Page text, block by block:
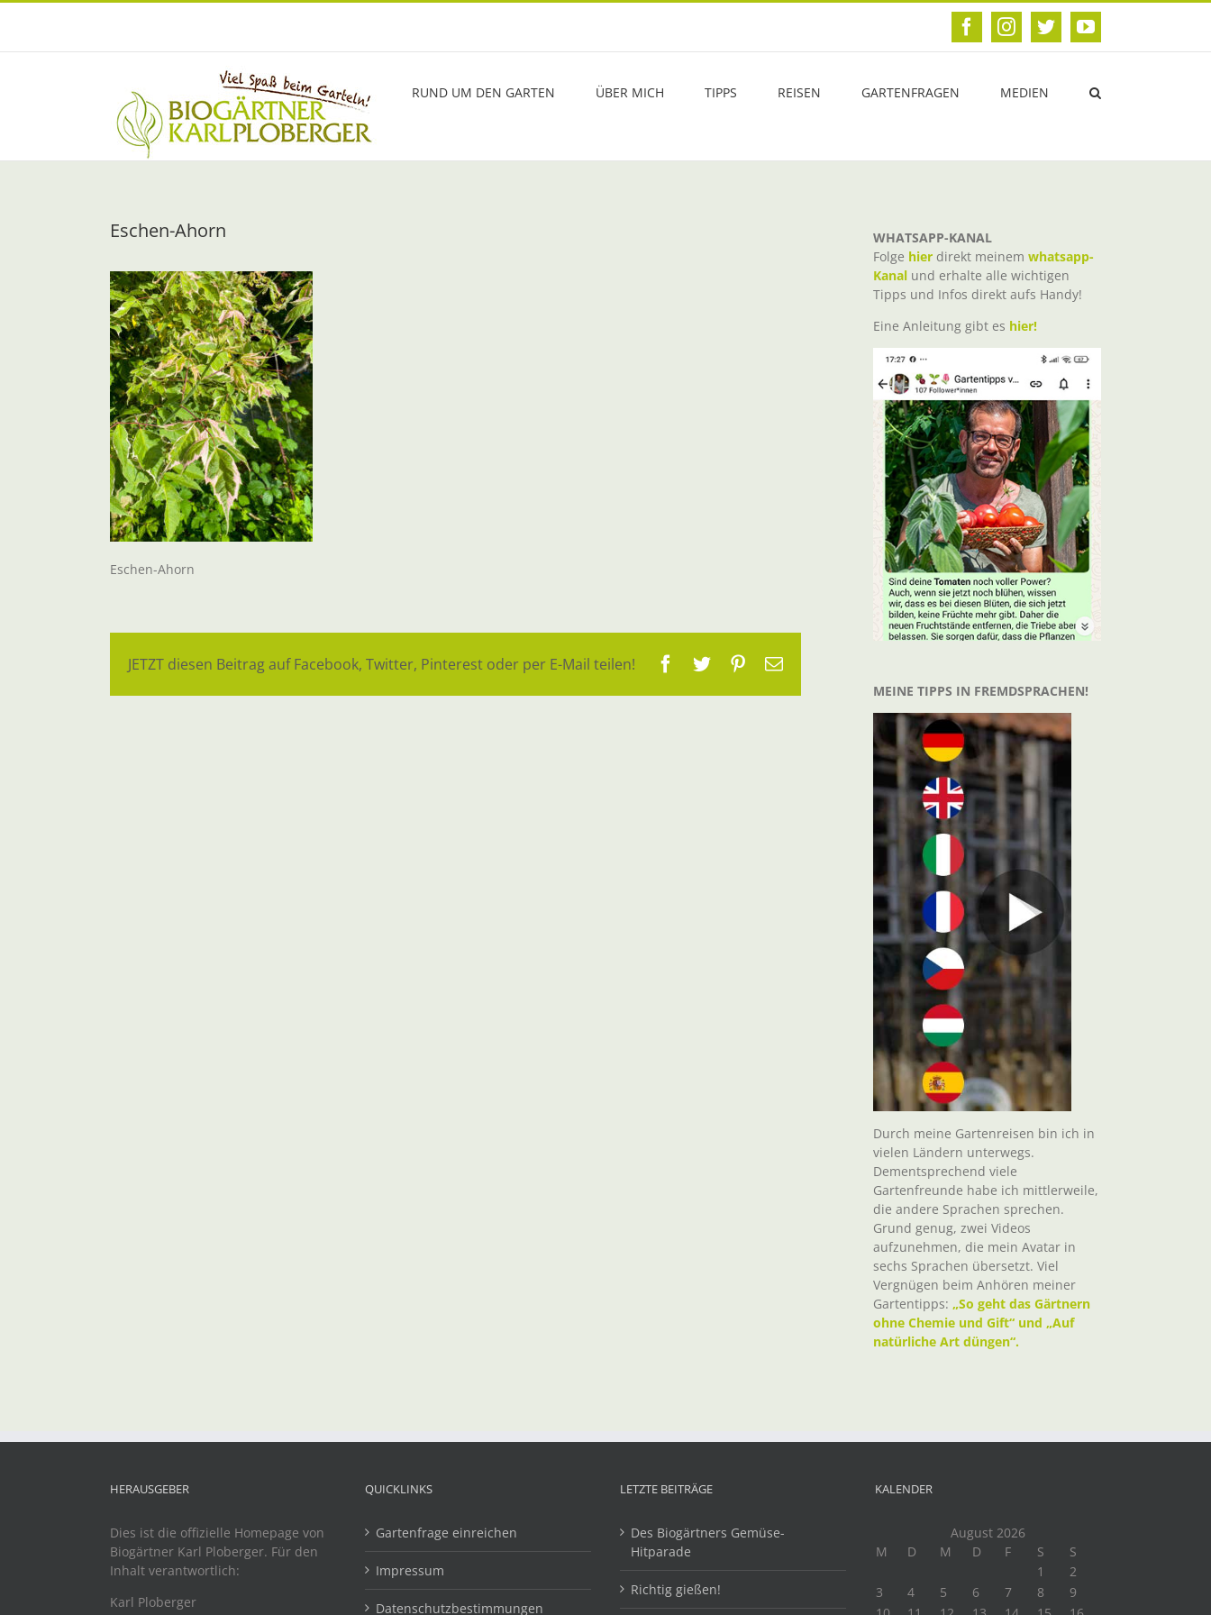
Zum
FacebookInstagram
TwitterYouTube
RUND UM DEN GARTEN ÜBER MICH TIPPS REISEN GARTENFRAGEN MEDIEN
Eschen-Ahorn
Eschen-Ahorn
JETZT diesen Beitrag auf Facebook, Twitter, Pinterest oder per E-Mail teilen! Facebook
TwitterPinterest
E-
WHATSAPP-KANAL
Folge hier direkt meinem whatsapp-
Kanal und erhalte alle wichtigen
Tipps und Infos direkt aufs Handy!
Eine Anleitung gibt es hier!
MEINE TIPPS IN FREMDSPRACHEN!
Durch meine Gartenreisen bin ich in
vielen Ländern unterwegs.
Dementsprechend viele
Gartenfreunde habe ich mittlerweile,
die andere Sprachen sprechen.
Grund genug, zwei Videos
aufzunehmen, die mein Avatar in
sechs Sprachen übersetzt. Viel
Vergnügen beim Anhören meiner
Gartentipps: „So geht das Gärtnern
ohne Chemie und Gift“ und „Auf
natürliche Art düngen“.
HERAUSGEBER
Dies ist die offizielle Homepage von
Biogärtner Karl Ploberger. Für den
Inhalt verantwortlich:
Karl Ploberger
QUICKLINKS
Gartenfrage einreichen
Impressum
Datenschutzbestimmungen
LETZTE BEITRÄGE
Des Biogärtners Gemüse-
Hitparade
Richtig gießen!
KALENDER
August 2026
M
D M D F S
S
1
2
3
4 5 6 7 8
9